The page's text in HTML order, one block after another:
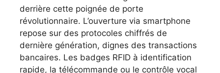
derrière cette poignée de porte
révolutionnaire. L’ouverture via smartphone
repose sur des protocoles chiffrés de
dernière génération, dignes des transactions
bancaires. Les badges RFID à identification
rapide, la télécommande ou le contrôle vocal